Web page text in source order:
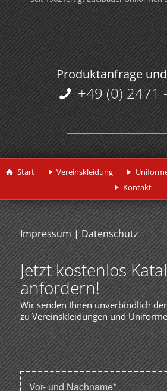
Produktanfrage
+49 (0) 2471
Start Vereinskleidung
Kontakt
Impressum|Datenschutz
Jetzt kostenlos
anfordern!
Wir senden Ihnen unverbindlich
zu Vereinskleidungen und